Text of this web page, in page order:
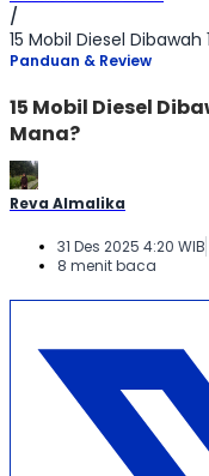
/
15 Mobil Diesel
Panduan & Review
15 Mobil Diesel
Mana?
Reva Almalika
31 Des 2025 4:20 WIB
8 menit baca